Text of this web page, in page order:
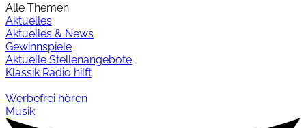
Alle Themen
Aktuelles
Aktuelles & News
Gewinnspiele
Aktuelle Stellenangebote
Klassik Radio hilft
Werbefrei hören
Musik